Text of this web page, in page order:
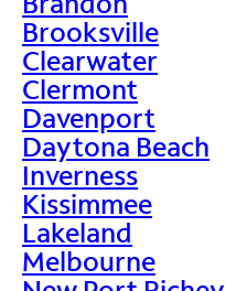
Brooksville
Clearwater
Clermont
Davenport
Daytona Beach
Inverness
Kissimmee
Lakeland
Melbourne